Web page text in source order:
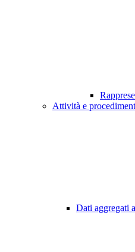
Attività e
Dati aggregati